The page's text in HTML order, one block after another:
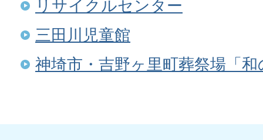
リサイクルセンター
三田川児童館
神埼市・吉野ヶ里町葬祭場「和